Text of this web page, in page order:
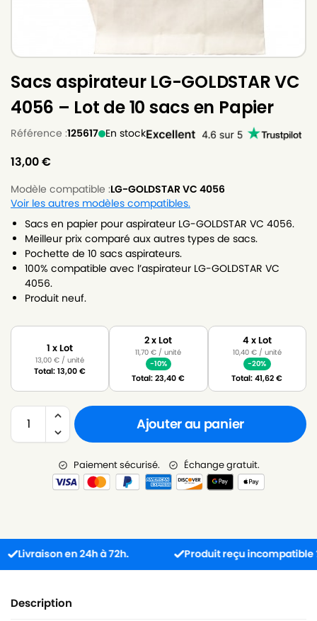
Sacs aspirateur LG-GOLDSTAR VC
4056 – Lot de 10 sacs en Papier
Référence :125617 En stock
13,00€
Modèle compatible :LG-GOLDSTAR VC 4056
Voir les autres modèles compatibles.
Sacs en papier pour aspirateur LG-GOLDSTAR VC 4056.
Meilleur prix comparé aux autres types de sacs.
Pochette de 10 sacs aspirateurs.
100% compatible avec l’aspirateur LG-GOLDSTAR VC
4056.
Produit neuf.
1 x Lot
13,00€ / unité
Total:13,00€
2 x Lot
11,70€ / unité
-10%
Total:23,40€
4 x Lot
10,40 €/ unité
-20%
Total:41,62€
Ajouter au panier
Paiement sécurisé. Échange gratuit.
en 24h à 72h. Produit reçu incompatible ?
Description